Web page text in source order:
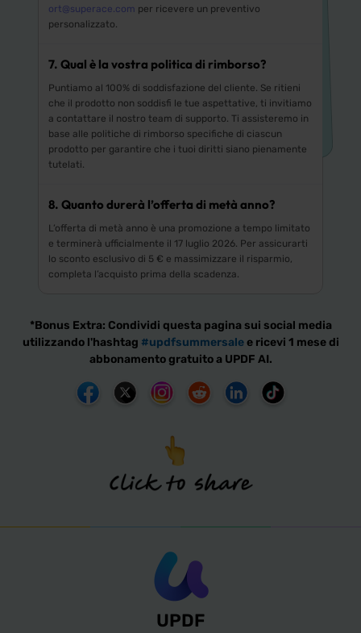
ort@superace.com per ricevere un preventivo
personalizzato.
7. Qual è la vostra politica di rimborso?
Puntiamo al 100% di soddisfazione del cliente. Se ritieni
che il prodotto non soddisfi le tue aspettative, ti invitiamo
a contattare il nostro team di supporto. Ti assisteremo in
base alle politiche di rimborso specifiche di ciascun
prodotto per garantire che i tuoi diritti siano pienamente
tutelati.
8. Quanto durerà l’offerta di metà anno?
L’offerta di metà anno è una promozione a tempo limitato
e terminerà ufficialmente il 17 luglio 2026. Per assicurarti
lo sconto esclusivo di 5 € e massimizzare il risparmio,
completa l’acquisto prima della scadenza.
*Bonus Extra: Condividi questa pagina sui social media
utilizzando l'hashtag #updfsummersalee ricevi 1 mese di
abbonamento gratuito a UPDF AI.
UPDF